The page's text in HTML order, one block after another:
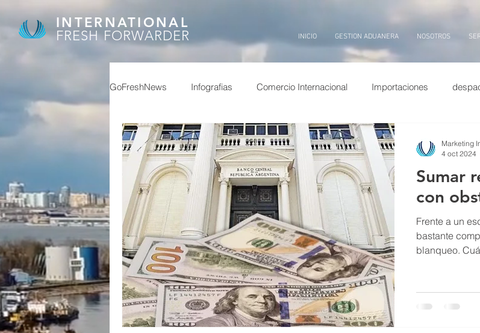
INTERNATIONAL
FRESH FORWARDER
INICIO GESTION ADUANERA NOSOTROS
GoFreshNews Infografias Comercio Internacional Importaciones
covid, puertos china, covid puertos china Exportaciones
afip granos feriados china dolar puerto billetes
reservas superavit
Sumar
con
Frente a un
bastante
blanqueo.
Marketing
4 oct 2024